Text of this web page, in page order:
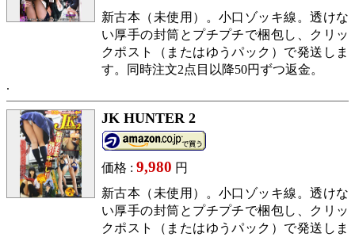
新古本（未使用）。小口ゾッキ線。透けな
い厚手の封筒とプチプチで梱包し、クリッ
クポスト（またはゆうパック）で発送しま
す。同時注文2点目以降50円ずつ返金。
JK HUNTER 2
価格 : 9,980 円
新古本（未使用）。小口ゾッキ線。透けな
い厚手の封筒とプチプチで梱包し、クリッ
クポスト（またはゆうパック）で発送しま